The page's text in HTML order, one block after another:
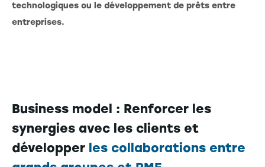
technologiques ou le développement de prêts entre
entreprises.
Business model : Renforcer les
synergies avec les clients et
développer les collaborations entre